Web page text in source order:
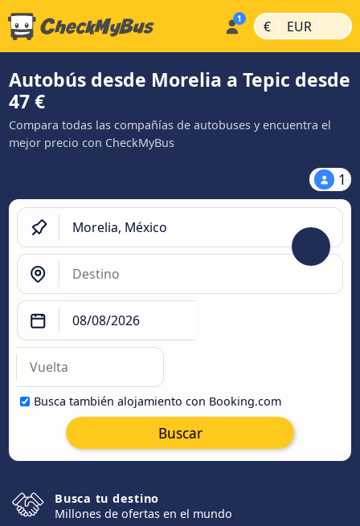
€ | EUR |
Autobús desde Morelia a Tepic desde
47 €
Compara todas las compañías de autobuses y encuentra el
mejor precio con CheckMyBus
1
Busca también alojamiento con Booking.com
Buscar
Busca tu destino
Millones de ofertas en el mundo